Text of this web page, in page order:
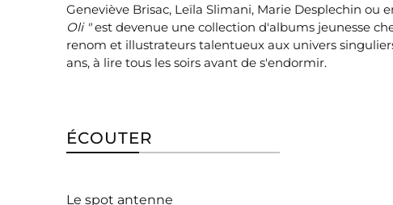
Geneviève Brisac, Leïla Slimani, Marie Desplechin ou
Oli "est devenue une collection d'albums jeunesse
renom et illustrateurs talentueux aux univers
ans, à lire tous les soirs avant de s'endormir.
ÉCOUTER
Le spot antenne